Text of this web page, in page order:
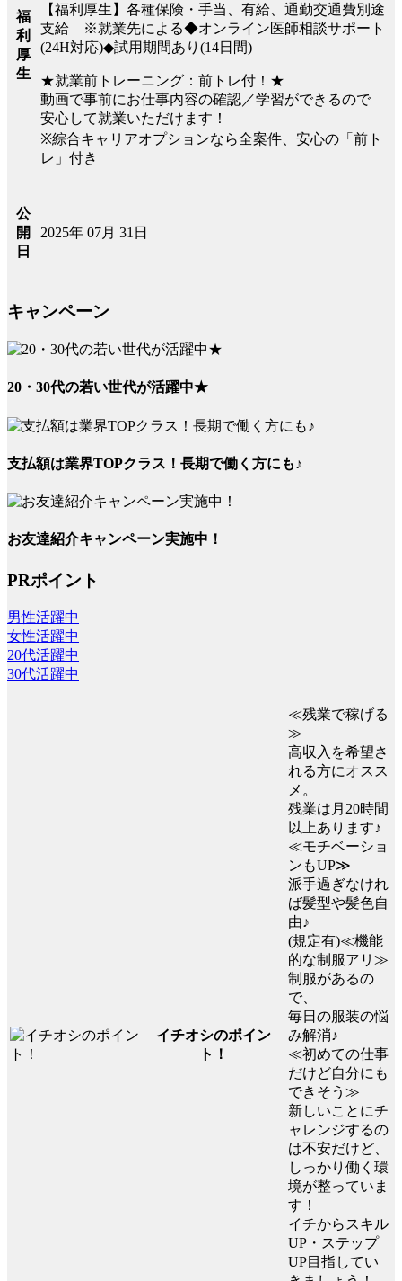
福
利
厚
生
【福利厚生】各種保険・手当、有給、通勤交通費別途
支給 ※就業先による◆オンライン医師相談サポート
(24H対応)◆試用期間あり(14日間)
★就業前トレーニング：前トレ付！★
動画で事前にお仕事内容の確認／学習ができるので
安心して就業いただけます！
※綜合キャリアオプションなら全案件、安心の「前ト
レ」付き
公
開
日
2025年 07月 31日
キャンペーン
20・30代の若い世代が活躍中★
支払額は業界TOPクラス！長期で働く方にも♪
お友達紹介キャンペーン実施中！
PRポイント
男性活躍中
女性活躍中
20代活躍中
30代活躍中
イチオシのポイン
ト！
≪残業で稼げる
≫
高収入を希望さ
れる方にオスス
メ。
残業は月20時間
以上あります♪
≪モチベーショ
ンもUP≫
派手過ぎなけれ
ば髪型や髪色自
由♪
(規定有)≪機能
的な制服アリ≫
制服があるの
で、
毎日の服装の悩
み解消♪
≪初めての仕事
だけど自分にも
できそう≫
新しいことにチ
ャレンジするの
は不安だけど、
しっかり働く環
境が整っていま
す！
イチからスキル
UP・ステップ
UP目指してい